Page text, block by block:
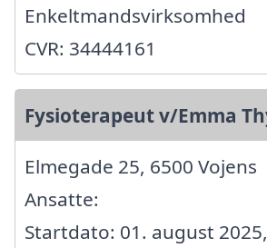
Enkeltmandsvirksomhed
CVR: 34444161
Fysioterapeut v/Emma
Elmegade 25, 6500 Vojens
Ansatte:
Startdato: 01. august 2025,